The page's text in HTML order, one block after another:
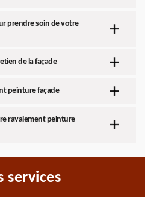
prendre soin de votre
de la façade
peinture façade
ravalement peinture
services